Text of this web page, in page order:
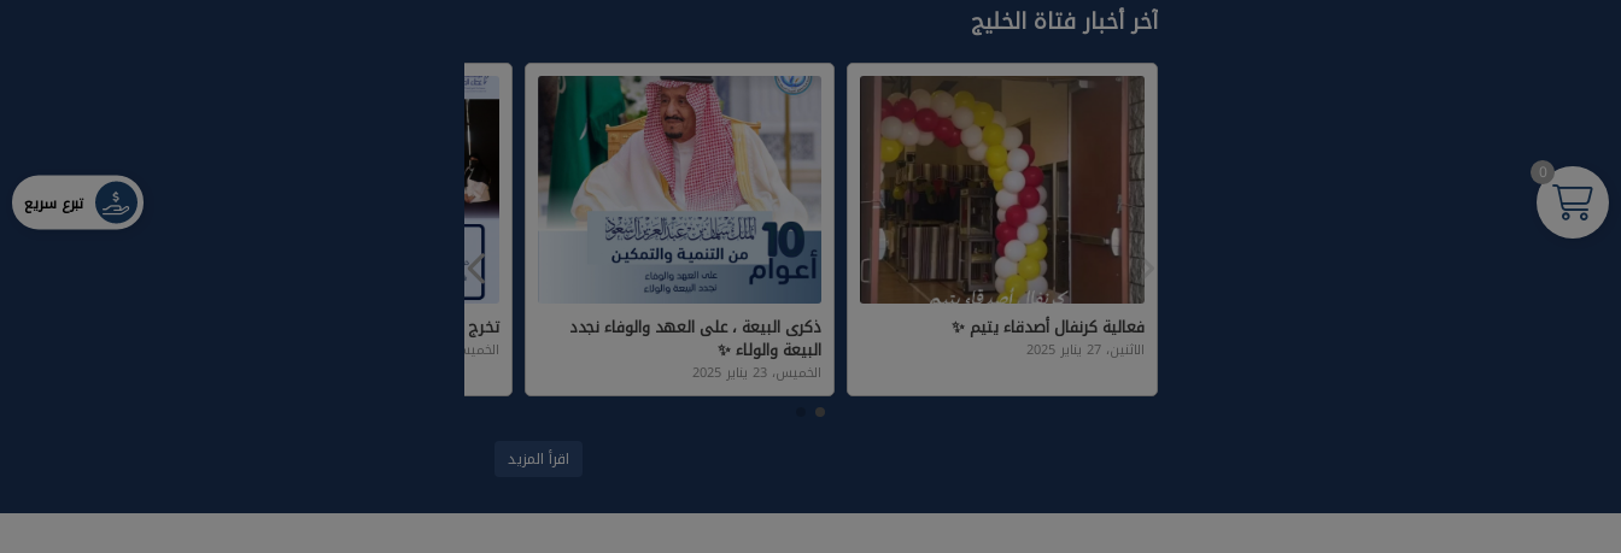
آخر أخبار فتاة الخليج
فعالية كرنفال أصدقاء يتيم ✨ ⁦‪
الاثنين، 27 يناير 2025
‏⁧ذكرى البيعة ، على العهد والوفاء نجدد
البيعة والولاء ✨
الخميس، 23 يناير 2025
تخرج طالبات مركز عطاء الخير
الخميس، 23 يناير 2025
اقرأ المزيد
تبرع سريع
0